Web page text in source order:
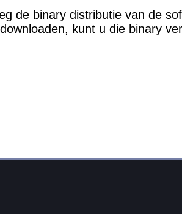
de binary distributie van de
kunt u die binary